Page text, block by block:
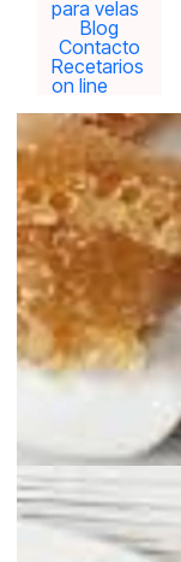
para velas
Blog
Contacto
Recetarios
on line